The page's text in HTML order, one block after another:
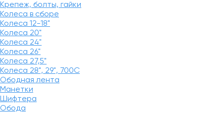
Крепеж, болты, гайки
Колеса в сборе
Колеса 12-18"
Колеса 20"
Колеса 24"
Колеса 26"
Колеса 27,5"
Колеса 28", 29", 700С
Ободная лента
Манетки
Шифтера
Обода